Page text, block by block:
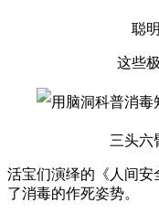
聪
这些
三头六
活宝们演绎的《人间
了消毒的作死姿势。